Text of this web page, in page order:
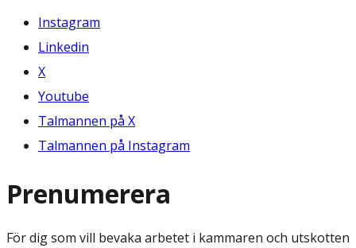
Instagram
Linkedin
X
Youtube
Talmannen på X
Talmannen på Instagram
Prenumerera
För dig som vill bevaka arbetet i kammaren och utskotten